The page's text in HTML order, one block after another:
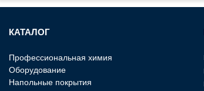
КАТАЛОГ
Профессиональная химия
Оборудование
Напольные покрытия